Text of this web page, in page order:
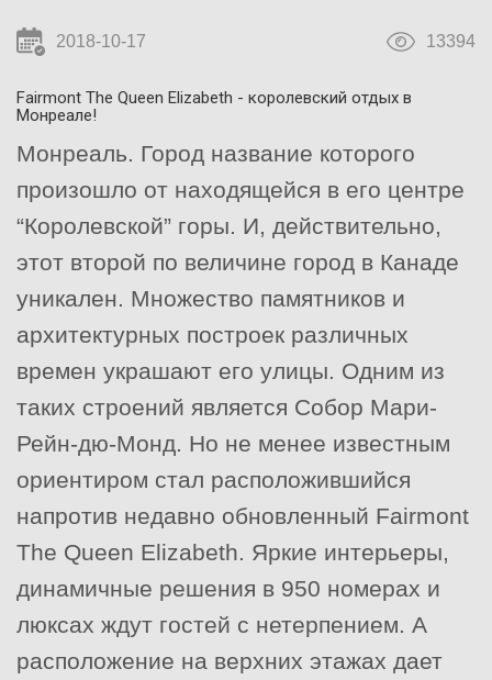
2018-10-17 13394
Fairmont The Queen Elizabeth - королевский отдых в
Монреале!
Монреаль. Город название которого
произошло от находящейся в его центре
“Королевской” горы. И, действительно,
этот второй по величине город в Канаде
уникален. Множество памятников и
архитектурных построек различных
времен украшают его улицы. Одним из
таких строений является Собор Мари-
Рейн-дю-Монд. Но не менее известным
ориентиром стал расположившийся
напротив недавно обновленный Fairmont
The Queen Elizabeth. Яркие интерьеры,
динамичные решения в 950 номерах и
люксах ждут гостей с нетерпением. А
расположение на верхних этажах дает